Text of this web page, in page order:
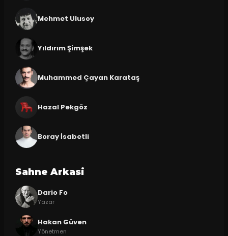
Mehmet Ulusoy
Yıldırım Şimşek
Muhammed Çayan Karataş
Hazal Pekgöz
Boray İsabetli
Sahne Arkasi
Dario Fo
Yazar
Hakan Güven
Yönetmen